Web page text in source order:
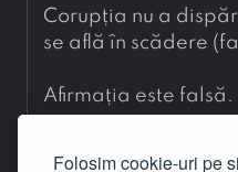
Folosim cookie-uri pe
Corupția nu a
Afirmația este falsă.
Codul Markdown